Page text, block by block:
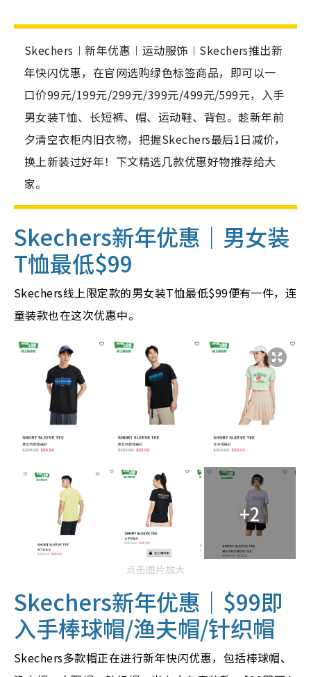
Skechers︱新年优惠︱运动服饰︱Skechers推出新
年快闪优惠，在官网选购绿色标签商品，即可以一
口价99元/199元/299元/399元/499元/599元，入手
男女装T恤、长短裤、帽、运动鞋、背包。趁新年前
夕清空衣柜内旧衣物，把握Skechers最后1日减价，
换上新装过好年！下文精选几款优惠好物推荐给大
家。
Skechers新年优惠 ｜男女装
T恤最低$99
Skechers线上限定款的男女装T恤最低$99便有一件，连
童装款也在这次优惠中。
+2
点击图片放大
Skechers新年优惠 ｜$99即
入手棒球帽/渔夫帽/针织帽
Skechers多款帽正在进行新年快闪优惠，包括棒球帽、